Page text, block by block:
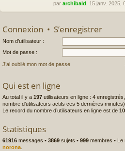
par archibald , 15 janv. 2025,
Connexion • S’enregistrer
Nom d’utilisateur :
Mot de passe :
J’ai oublié mon mot de passe
Qui est en ligne
Au total il y a 197 utilisateurs en ligne : 4
nombre d’utilisateurs actifs ces 5 dernières minutes)
Le record du nombre d’utilisateurs en ligne est de
Statistiques
61916 messages • 3869 sujets • 999 membres •
norona